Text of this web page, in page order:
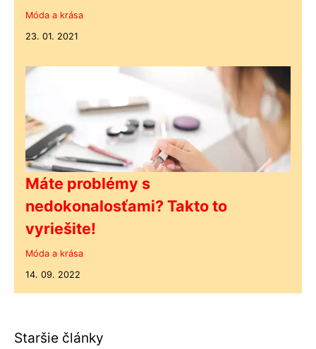
Móda a krása
23. 01. 2021
Máte problémy s
nedokonalosťami? Takto to
vyriešite!
Móda a krása
14. 09. 2022
Staršie články